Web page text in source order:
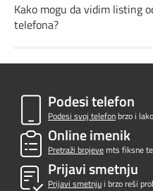
Kako mogu da vidim listing
telefona?
Podesi telefon
Podesi svoj telefonbrzo i lako
Online imenik
Pretraži brojevemts fiksne
Prijavi smetnju
Prijavi smetnjui brzo reši